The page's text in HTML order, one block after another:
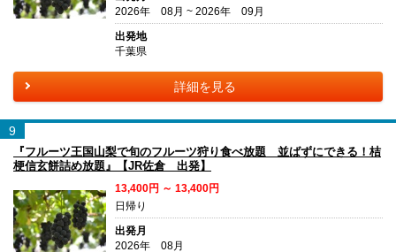
2026年 08月 ~ 2026年 09月
出発地
千葉県
詳細を見る
9
『フルーツ王国山梨で旬のフルーツ狩り食べ放題 並ばずにできる！桔
梗信玄餅詰め放題』【JR佐倉 出発】
13,400円 ～ 13,400円
日帰り
出発月
2026年 08月